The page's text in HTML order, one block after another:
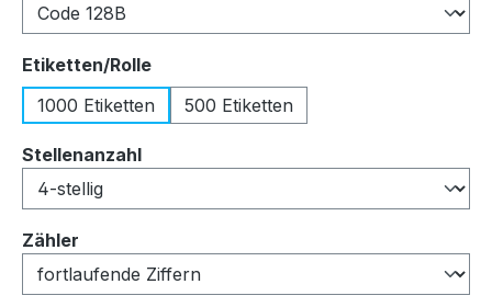
Etiketten/Rolleauswählen
1000 Etiketten
500 Etiketten
Stellenanzahlauswählen
Zähler